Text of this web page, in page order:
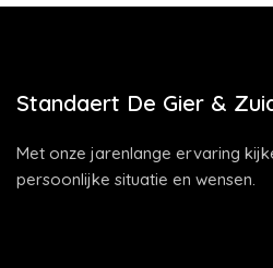
Standaert De Gier &
Met onze jarenlange ervaring
persoonlijke situatie en wensen.